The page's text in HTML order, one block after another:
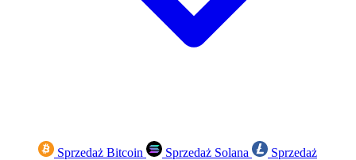
Sprzedaż Bitcoin Sprzedaż Solana
Sprzedaż